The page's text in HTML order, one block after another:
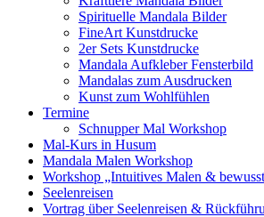
Spirituelle Mandala Bilder
FineArt Kunstdrucke
2er Sets Kunstdrucke
Mandala Aufkleber Fensterbild
Mandalas zum Ausdrucken
Kunst zum Wohlfühlen
Termine
Schnupper Mal Workshop
Mal-Kurs in Husum
Mandala Malen Workshop
Workshop „Intuitives Malen &
Seelenreisen
Vortrag über Seelenreisen &